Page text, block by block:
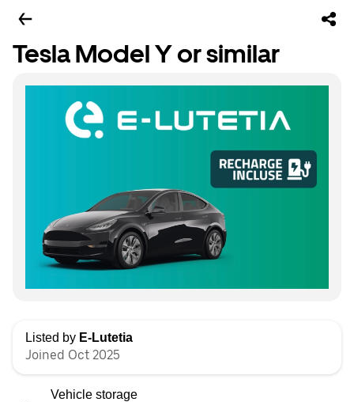
Tesla Model Y or similar
Listed by E-Lutetia
Joined Oct 2025
Vehicle storage